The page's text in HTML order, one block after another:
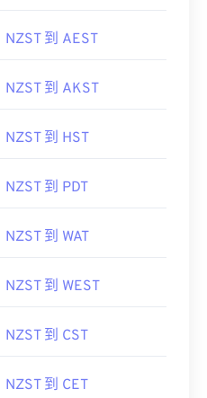
NZST 到 AEST
NZST 到 AKST
NZST 到 HST
NZST 到 PDT
NZST 到 WAT
NZST 到 WEST
NZST 到 CST
NZST 到 CET